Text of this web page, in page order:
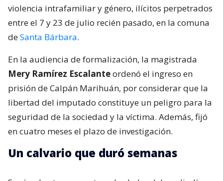
violencia intrafamiliar y género, ilícitos perpetrados
entre el 7 y 23 de julio recién pasado, en la comuna
deSanta Bárbara.
En la audiencia de formalización, la magistrada
Mery Ramírez Escalanteordenó el ingreso en
prisión de Calpán Marihuán, por considerar que la
libertad del imputado constituye un peligro para la
seguridad de la sociedad y la víctima. Además, fijó
en cuatro meses el plazo de investigación.
Un calvario que duró semanas